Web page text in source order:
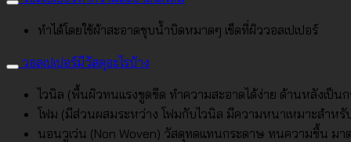
ทำได้โดยใช้ผ้าสะอาดชุบน้ำบิดหมาดๆ เช็ดที่ผิววอลเปเปอร์
วอลเปเปอร์มีวัสดุอะไรบ้าง
ไวนิล (พื้นผิวทนแรงขูดขีด ทำความสะอาดได้ง่าย ด้านหลังเป็น
โฟม (มีส่วนผสมระหว่าง โฟมกับไวนิล มีความหนาเหมาะสำหรั
นอนวูเว่น (Non Woven) วัสดุทดแทนกระดาษ ทนความชื้น มา